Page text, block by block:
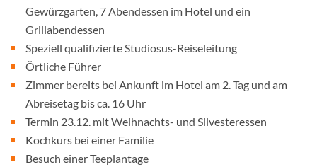
Gewürzgarten, 7 Abendessen im Hotel und ein
Grillabendessen
Speziell qualifizierte Studiosus-Reiseleitung
Örtliche Führer
Zimmer bereits bei Ankunft im Hotel am 2. Tag und am
Abreisetag bis ca. 16 Uhr
Termin 23.12. mit Weihnachts- und Silvesteressen
Kochkurs bei einer Familie
Besuch einer Teeplantage